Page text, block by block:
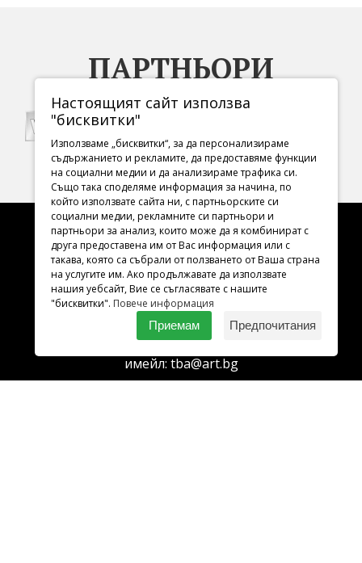
ПАРТНЬОРИ
Адрес
София 1000
ул. Раковски 98
Тел.:02 987 29 56
имейл: tba@art.bg
Настоящият сайт използва
"бисквитки"
Използваме „бисквитки“, за да персонализираме
съдържанието и рекламите, да предоставяме функции
на социални медии и да анализираме трафика си.
Също така споделяме информация за начина, по
който използвате сайта ни, с партньорските си
социални медии, рекламните си партньори и
партньори за анализ, които може да я комбинират с
друга предоставена им от Вас информация или с
такава, която са събрали от ползването от Ваша страна
на услугите им. Ако продължавате да използвате
нашия уебсайт, Вие се съгласявате с нашите
"бисквитки". Повече информация
Приемам
Предпочитания